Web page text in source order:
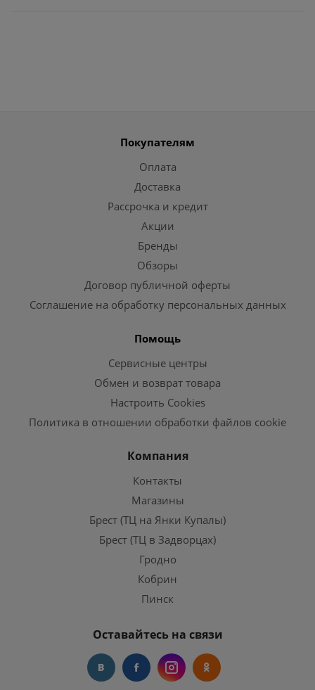
Покупателям
Оплата
Доставка
Рассрочка и кредит
Акции
Бренды
Обзоры
Договор публичной оферты
Соглашение на обработку персональных данных
Помощь
Сервисные центры
Обмен и возврат товара
Настроить Cookies
Политика в отношении обработки файлов cookie
Компания
Контакты
Магазины
Брест (ТЦ на Янки Купалы)
Брест (ТЦ в Задворцах)
Гродно
Кобрин
Пинск
Оставайтесь на связи